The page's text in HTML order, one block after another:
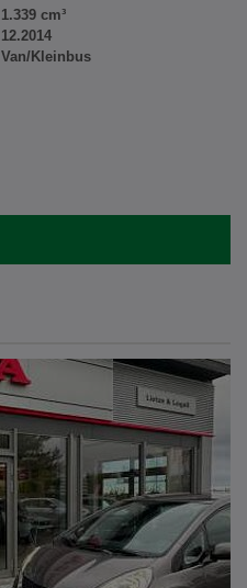
1.339 cm³
12.2014
Van/Kleinbus